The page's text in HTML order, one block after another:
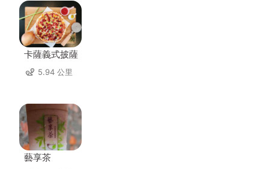
卡薩義式披薩
5.94 公里
藝享茶